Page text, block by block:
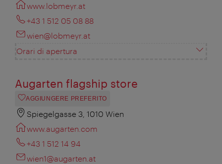
www.lobmeyr.at
+43 1 512 05 08 88
wien@lobmeyr.at
Orari di apertura
Augarten flagship store
AGGIUNGERE PREFERITO
Spiegelgasse 3, 1010 Wien
www.augarten.com
+43 1 512 14 94
wien1@augarten.at